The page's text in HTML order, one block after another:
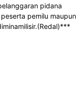
pidana
pemilu maupun